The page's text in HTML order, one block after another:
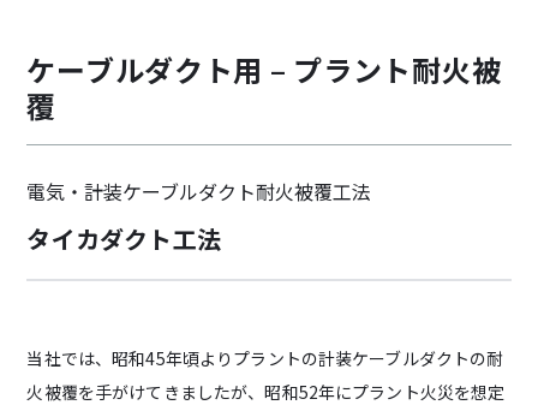
ニュース
資料ダウンロード
ケーブルダクト用 – プラント耐火被
覆
電気・計装ケーブルダクト耐火被覆工法
タイカダクト工法
当社では、昭和45年頃よりプラントの計装ケーブルダクトの耐
火被覆を手がけてきましたが、昭和52年にプラント火災を想定